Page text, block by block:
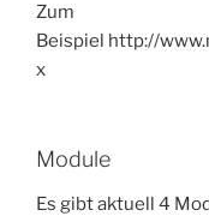
Zum
Beispiel http://
x
Module
Es gibt aktuell 4